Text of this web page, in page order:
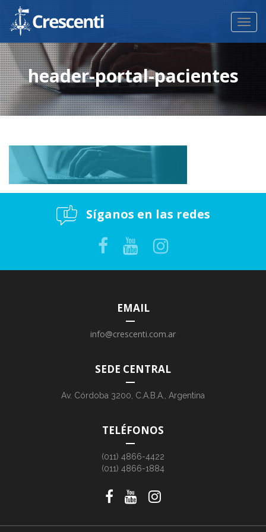
header-portal-pacientes
Síganos en las redes
EMAIL
info@crescenti.com.ar
SEDE CENTRAL
Av. Córdoba 3200, C.A.B.A., Argentina
TELÉFONOS
(011) 4866-4422
(011) 4866-1884